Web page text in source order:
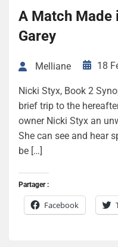
A Match Made
Garey
Melliane 18
Nicki Styx, Book 2
brief trip to the
owner Nicki Styx an
She can see and hear
be […]
Partager :
Facebook